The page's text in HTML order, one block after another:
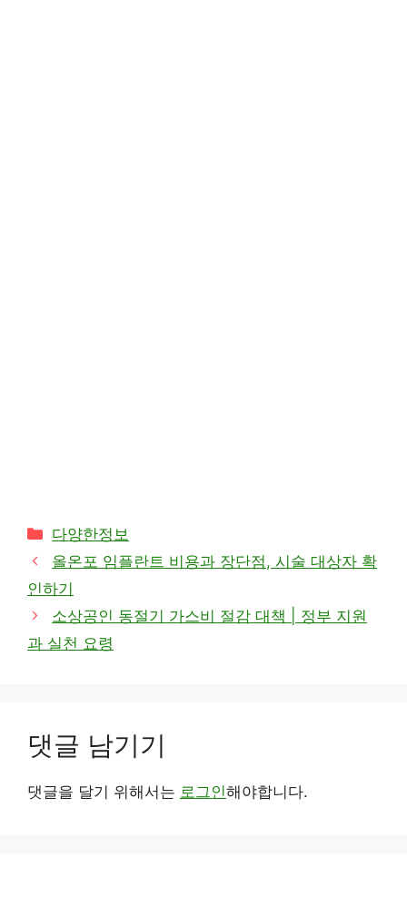
카
테
리
다양한정보
올온포 임플란트 비용과 장단점, 시술 대상자 확
인하기
소상공인 동절기 가스비 절감 대책 | 정부 지원
과 실천 요령
댓글 남기기
댓글을 달기 위해서는 로그인해야합니다.